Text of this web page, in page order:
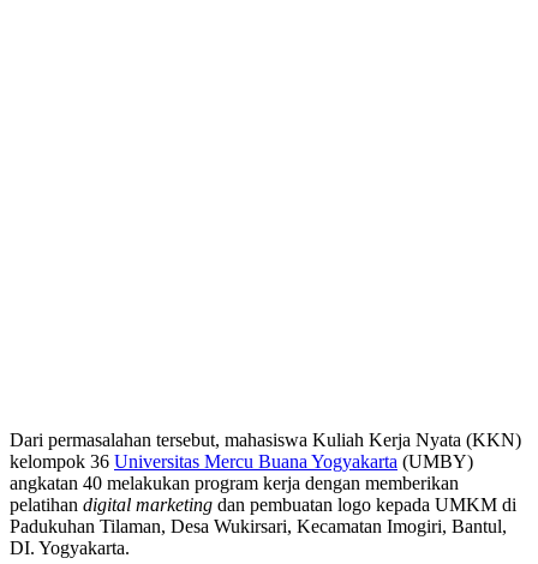
Dari permasalahan tersebut, mahasiswa Kuliah Kerja Nyata (KKN)
kelompok 36 Universitas Mercu Buana Yogyakarta (UMBY)
angkatan 40 melakukan program kerja dengan memberikan
pelatihan digital marketing dan pembuatan logo kepada UMKM di
Padukuhan Tilaman, Desa Wukirsari, Kecamatan Imogiri, Bantul,
DI. Yogyakarta.